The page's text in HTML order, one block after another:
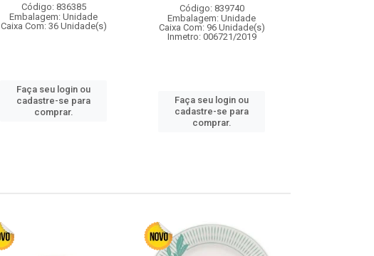
Código: 836385
Embalagem: Unidade
Caixa Com: 36 Unidade(s)
Faça seu login ou
cadastre-se para
comprar.
Código: 839740
Embalagem: Unidade
Caixa Com: 96 Unidade(s)
Inmetro: 006721/2019
Faça seu login ou
cadastre-se para
comprar.